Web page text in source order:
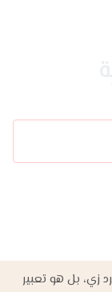
زي، بل هو تعبير